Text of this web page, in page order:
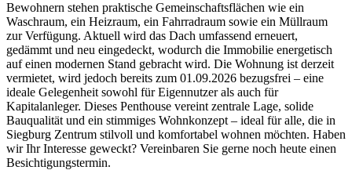
Bewohnern stehen praktische Gemeinschaftsflächen wie ein
Waschraum, ein Heizraum, ein Fahrradraum sowie ein Müllraum
zur Verfügung. Aktuell wird das Dach umfassend erneuert,
gedämmt und neu eingedeckt, wodurch die Immobilie energetisch
auf einen modernen Stand gebracht wird. Die Wohnung ist derzeit
vermietet, wird jedoch bereits zum 01.09.2026 bezugsfrei – eine
ideale Gelegenheit sowohl für Eigennutzer als auch für
Kapitalanleger. Dieses Penthouse vereint zentrale Lage, solide
Bauqualität und ein stimmiges Wohnkonzept – ideal für alle, die in
Siegburg Zentrum stilvoll und komfortabel wohnen möchten. Haben
wir Ihr Interesse geweckt? Vereinbaren Sie gerne noch heute einen
Besichtigungstermin.